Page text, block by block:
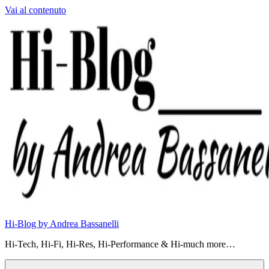
Vai al contenuto
Hi-Blog by Andrea Bassanelli
Hi-Tech, Hi-Fi, Hi-Res, Hi-Performance & Hi-much more…